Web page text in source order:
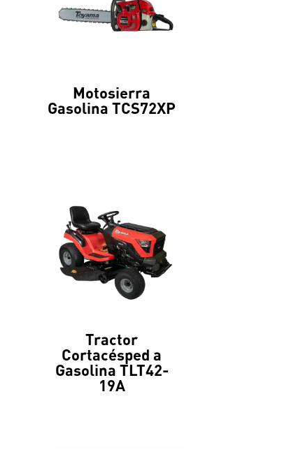
Motosierra
Gasolina TCS72XP
Tractor
Cortacésped a
Gasolina TLT42-
19A